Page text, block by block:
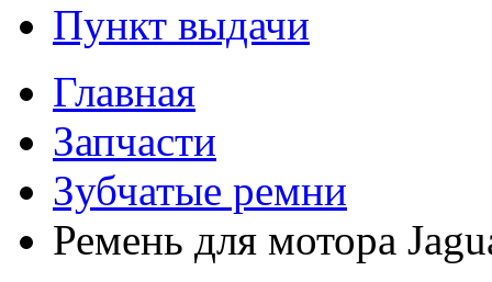
Пункт выдачи
Главная
Запчасти
Зубчатые ремни
Ремень для мотора